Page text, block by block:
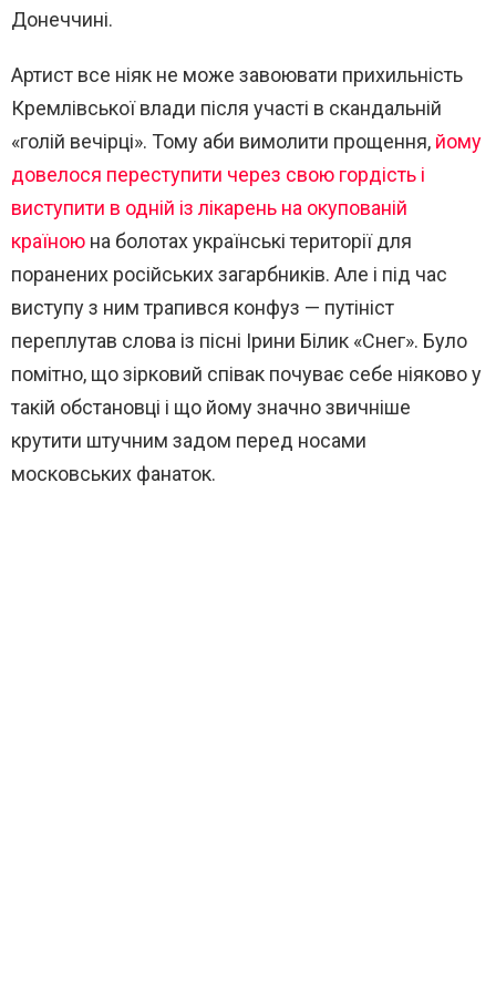
Донеччині.
Артист все ніяк не може завоювати прихильність
Кремлівської влади після участі в скандальній
«голій вечірці». Тому аби вимолити прощення, йому
довелося переступити через свою гордість і
виступити в одній із лікарень на окупованій
країною на болотах українські території для
поранених російських загарбників. Але і під час
виступу з ним трапився конфуз — путініст
переплутав слова із пісні Ірини Білик «Снег». Було
помітно, що зірковий співак почуває себе ніяково у
такій обстановці і що йому значно звичніше
крутити штучним задом перед носами
московських фанаток.